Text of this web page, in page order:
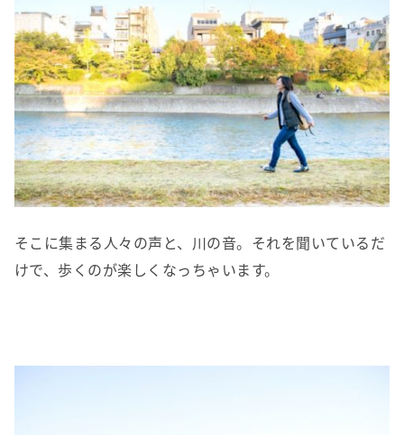
そこに集まる人々の声と、川の音。それを聞いているだ
けで、歩くのが楽しくなっちゃいます。